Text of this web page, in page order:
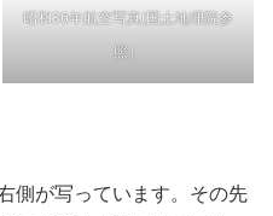
昭和36年航空写真(国土地理院参
照）
側が写っています。その先